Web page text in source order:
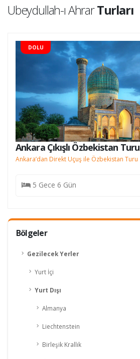
Bölgeler
Gezilecek Yerler
Yurt İçi
Yurt Dışı
Almanya
Liechtenstein
Birleşik Krallık
Ubeydullah-ı AhrarTurları
DOLU
Ankara Çıkışlı Özbekistan Turu
Ankara’dan Direkt Uçuş ile Özbekistan Turu
5 Gece 6 Gün